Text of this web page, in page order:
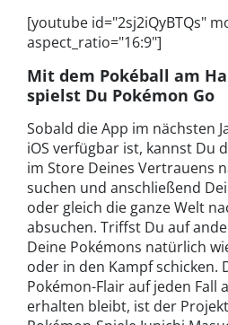
[youtube id="2sj2iQyBTQs"
aspect_ratio="16:9"]
Mit dem Pokéball am
spielst Du Pokémon Go
Sobald die App im nächsten
iOS verfügbar ist, kannst Du
im Store Deines Vertrauens
suchen und anschließend
oder gleich die ganze Welt
absuchen. Triffst Du auf
Deine Pokémons natürlich
oder in den Kampf schicken.
Pokémon-Flair auf jeden Fall
erhalten bleibt, ist der